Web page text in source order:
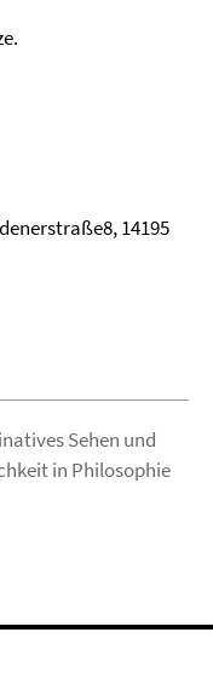
14195
Sehen und
in Philosophie